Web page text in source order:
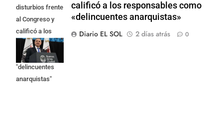
disturbios frente
al Congreso y
calificó a los
responsables
como
"delincuentes
anarquistas"
calificó a los responsables como
«delincuentes anarquistas»
Diario EL SOL
2 días atrás 0